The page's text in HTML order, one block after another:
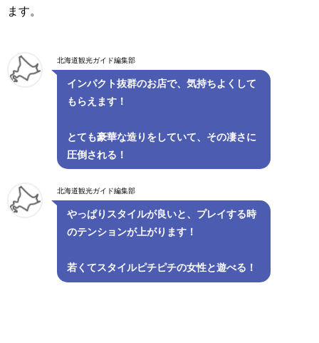
ます。
北海道観光ガイド編集部
インパクト抜群のお店で、気持ちよくして
もらえます！
とても豪華な造りをしていて、その凄さに
圧倒される！
北海道観光ガイド編集部
やっぱりスタイルが良いと、プレイする時
のテンションが上がります！
若くてスタイルピチピチの女性と遊べる！